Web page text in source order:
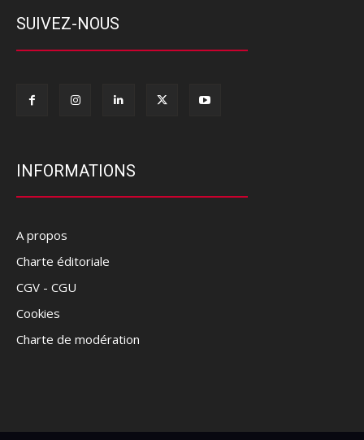
SUIVEZ-NOUS
INFORMATIONS
A propos
Charte éditoriale
CGV - CGU
Cookies
Charte de modération